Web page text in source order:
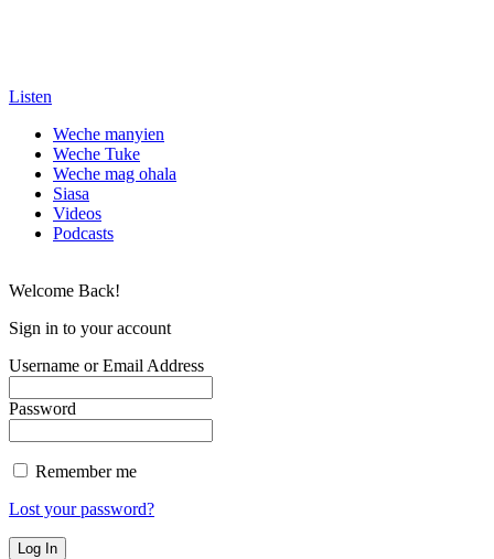
Listen
Weche manyien
Weche Tuke
Weche mag ohala
Siasa
Videos
Podcasts
Welcome Back!
Sign in to your account
Username or Email Address
Password
Remember me
Lost your password?